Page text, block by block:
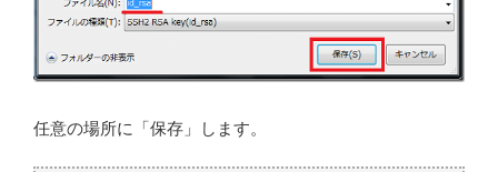
任意の場所に「保存」します。